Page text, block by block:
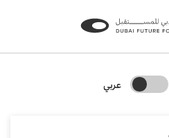
Change Search Language
عربي